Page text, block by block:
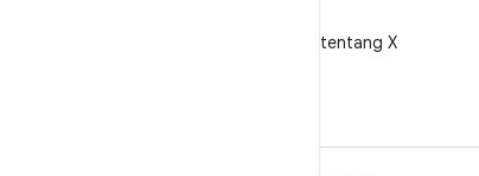
Ikuti @AndroidDev tentang X